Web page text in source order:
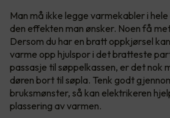
Man må ikke legge varmekabler i
den effekten man ønsker. Noen få
Dersom du har en bratt oppkjørsel
varme opp hjulspor i det bratteste
passasje til søppelkassen, er det nok
døren bort til søpla. Tenk godt
bruksmønster, så kan elektrikeren
plassering av varmen.